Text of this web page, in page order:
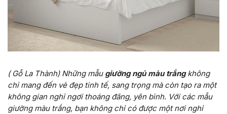
( Gỗ La Thành) Những mẫu giường ngủ màu trắngkhông
chỉ mang đến vẻ đẹp tinh tế, sang trọng mà còn tạo ra một
không gian nghỉ ngơi thoáng đãng, yên bình. Với các mẫu
giường màu trắng, bạn không chỉ có được một nơi nghỉ